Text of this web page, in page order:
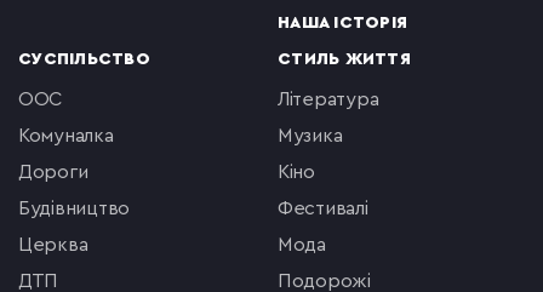
НАША ІСТОРІЯ
СУСПІЛЬСТВО
ООС
комуналка
Дороги
будівництво
церква
ДТП
СТИЛЬ ЖИТТЯ
література
музика
кіно
фестивалі
мода
подорожі